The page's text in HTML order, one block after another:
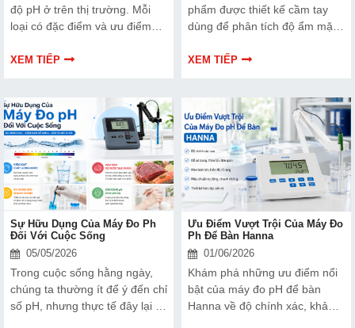
độ pH ở trên thị trường. Mỗi
loại có đặc điểm và ưu điểm
hợp với những môi trường
người biết 3 dòng máy đo đọ
pH với những nét nổi bật riêng
biệt nhất.
XEM TIẾP
phẩm được thiết kế cầm tay
dùng để phân tích độ ẩm mặt
tạo, vải len, hạt cotton.
XEM TIẾP
Sự Hữu Dụng Của Máy Đo Ph
Đối Với Cuộc Sống
05/05/2026
Trong cuộc sống hằng ngày,
chúng ta thường ít để ý đến chỉ
số pH, nhưng thực tế đây lại là
Ưu Điểm Vượt Trội Của Máy Đo
Ph Để Bàn Hanna
01/06/2026
Khám phá những ưu điểm nổi
bật của máy đo pH để bàn
Hanna về độ chính xác, khả